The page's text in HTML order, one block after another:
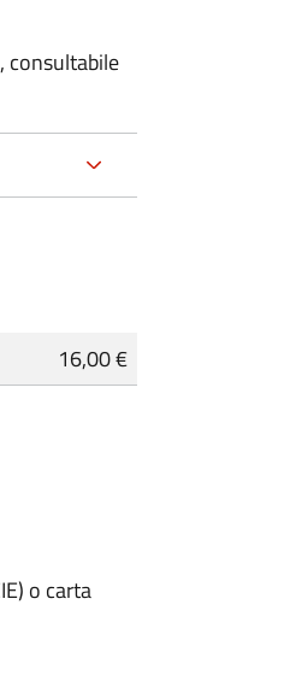
consultabile
16,00 €
o carta